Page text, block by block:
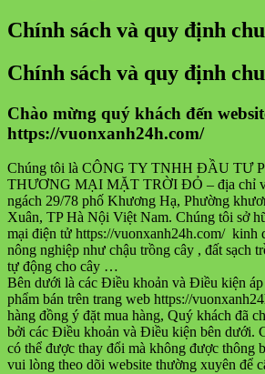
Chính sách và quy định
Chính sách và quy định
Chào mừng quý khách đến
https://vuonxanh24h.com/
Chúng tôi là CÔNG TY TNHH ĐẦU TƯ
THƯƠNG MẠI MẶT TRỜI ĐỎ – địa chỉ
ngách 29/78 phố Khương Hạ, Phường
Xuân, TP Hà Nội Việt Nam. Chúng tôi sở
mại điện tử https://vuonxanh24h.com/ kinh
nông nghiệp như chậu trồng cây , đất sạch
tự động cho cây …
Bên dưới là các Điều khoản và Điều kiện áp
phẩm bán trên trang web https://
hàng đồng ý đặt mua hàng, Quý khách đã
bởi các Điều khoản và Điều kiện bên dưới.
có thể được thay đổi mà không được thông
vui lòng theo dõi website thường xuyên để